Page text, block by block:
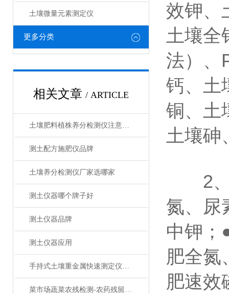
土壤微量元素测定仪
更多分类
相关文章 / ARTICLE
土壤肥料植株养分检测仪注意事项
测土配方施肥仪品牌
土壤养分检测仪厂家选哪家
测土仪器哪个牌子好
测土仪器品牌
测土仪器应用
手持式土壤重金属快速测定仪主要特征及优势
菜市场蔬菜农残检测-农药残留分析仪
效钾、
土壤全
法）、
钙、土
铜、土
土壤砷
2、
氮、尿
中钾；
肥全氮
肥速效